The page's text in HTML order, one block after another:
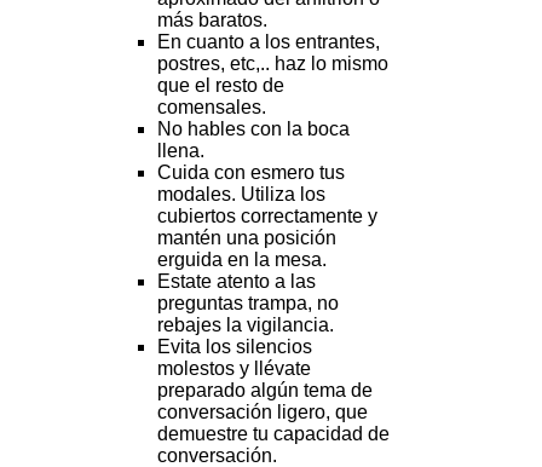
más baratos.
En cuanto a los entrantes,
postres, etc,.. haz lo mismo
que el resto de
comensales.
No hables con la boca
llena.
Cuida con esmero tus
modales. Utiliza los
cubiertos correctamente y
mantén una posición
erguida en la mesa.
Estate atento a las
preguntas trampa, no
rebajes la vigilancia.
Evita los silencios
molestos y llévate
preparado algún tema de
conversación ligero, que
demuestre tu capacidad de
conversación.